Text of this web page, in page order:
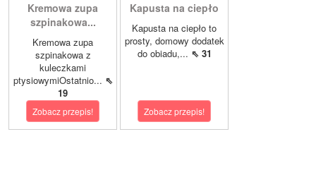
Kremowa zupa
szpinakowa...
Kremowa zupa
szpinakowa z
kuleczkami
ptysiowymiOstatnio... ⇖
19
Zobacz przepis!
Kapusta na ciepło
Kapusta na ciepło to
prosty, domowy dodatek
do obiadu,... ⇖ 31
Zobacz przepis!